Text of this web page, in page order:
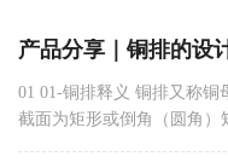
产品分享｜铜排的设
01 01-铜排释义 铜排又称铜
截面为矩形或倒角（圆角）